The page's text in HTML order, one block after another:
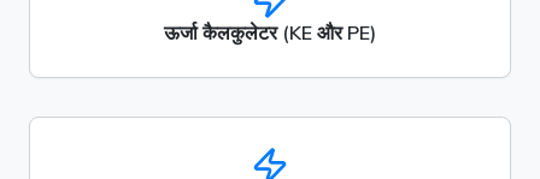
ऊर्जा कैलकुलेटर (KE और PE)